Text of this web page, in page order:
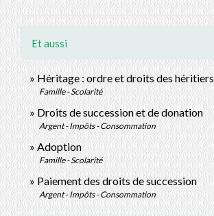
Et aussi
Héritage : ordre et droits des héritiers
Famille - Scolarité
Droits de succession et de donation
Argent - Impôts - Consommation
Adoption
Famille - Scolarité
Paiement des droits de succession
Argent - Impôts - Consommation